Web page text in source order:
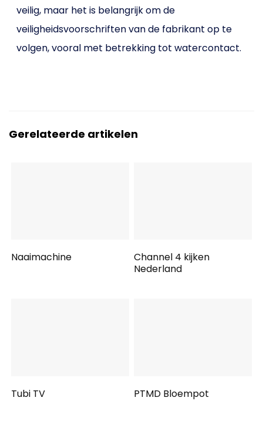
veilig, maar het is belangrijk om de
veiligheidsvoorschriften van de fabrikant op te
volgen, vooral met betrekking tot watercontact.
Gerelateerde artikelen
Naaimachine
Channel 4 kijken
Nederland
Tubi TV PTMD Bloempot